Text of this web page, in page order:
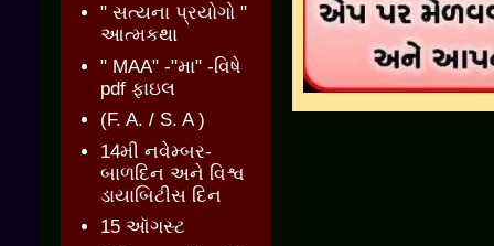
" સત્યના પ્રયોગો "
આત્મકથા
" MAA" -"મા" -વિષે
pdf ફાઇલ
(F. A. / S. A )
14મી નવેમ્બર-
બાળદિન અને વિશ્વ
ડાયાબિટીસ દિન
15 ઑગસ્ટ